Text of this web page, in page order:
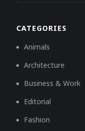
CATEGORIES
Animals
Architecture
Business & Work
Editorial
Fashion